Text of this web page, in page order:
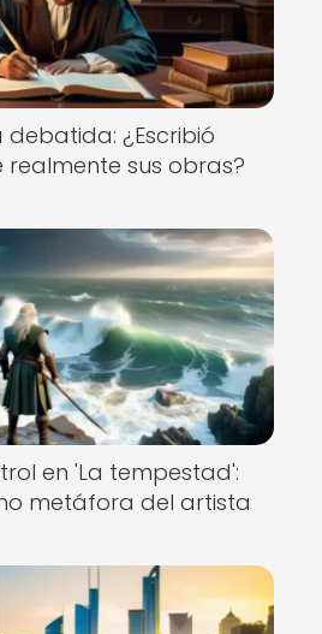
¿Escribió
realmente sus obras?
en 'La tempestad':
metáfora del artista